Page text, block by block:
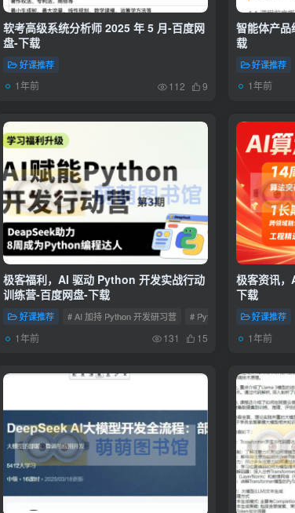
软考高级系统分析师 2025 年 5 月-百度网
盘-下载
好课推荐
1年前 112 9
智能体产品
载
好课推荐
1年前
极客福利，AI 驱动 Python 开发实战行动
训练营-百度网盘-下载
好课推荐 # AI 加持 Python 开发研习营 # Python 开发 AI 赋能进阶
1年前 131 15
极客资讯
下载
好课推荐
1年前